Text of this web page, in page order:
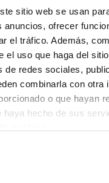
sitio web se usan
anuncios, ofrecer
el tráfico. Además,
el uso que haga del
de redes sociales,
combinarla con otra
o que hayan
haya hecho de sus